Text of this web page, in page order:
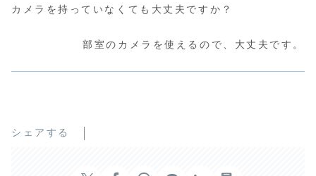
カメラを持っていなくても大丈夫ですか？
部室のカメラを使えるので、大丈夫です。
シェアする